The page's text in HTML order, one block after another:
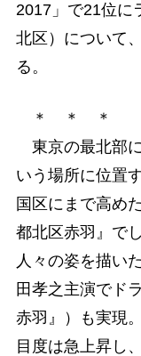
2017」で21位に
北区）について
る。
＊ ＊ ＊
東京の最北部
いう場所に位置
国区にまで高め
都北区赤羽』で
人々の姿を描い
田孝之主演でド
赤羽』）も実現
目度は急上昇し